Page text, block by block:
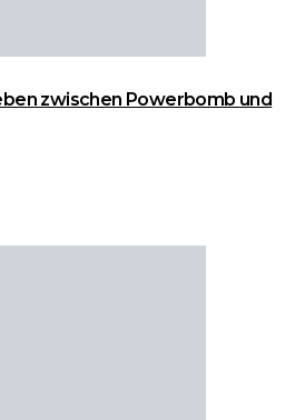
zwischen Powerbomb und